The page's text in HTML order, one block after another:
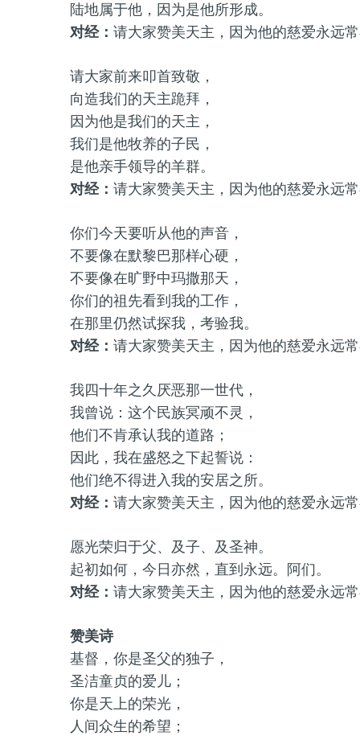
陆地属于他，因为是他所形成。
对经： 请大家赞美天主，因为他的慈爱永远
请大家前来叩首致敬，
向造我们的天主跪拜，
因为他是我们的天主，
我们是他牧养的子民，
是他亲手领导的羊群。
对经： 请大家赞美天主，因为他的慈爱永远
你们今天要听从他的声音，
不要像在默黎巴那样心硬，
不要像在旷野中玛撒那天，
你们的祖先看到我的工作，
在那里仍然试探我，考验我。
对经： 请大家赞美天主，因为他的慈爱永远
我四十年之久厌恶那一世代，
我曾说：这个民族冥顽不灵，
他们不肯承认我的道路；
因此，我在盛怒之下起誓说：
他们绝不得进入我的安居之所。
对经： 请大家赞美天主，因为他的慈爱永远
愿光荣归于父、及子、及圣神。
起初如何，今日亦然，直到永远。阿们。
对经： 请大家赞美天主，因为他的慈爱永远
赞美诗
基督，你是圣父的独子，
圣洁童贞的爱儿；
你是天上的荣光，
人间众生的希望；